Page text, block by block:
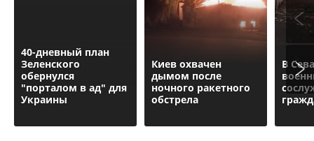
40-дневный план
Зеленского
обернулся
"порталом в ад" для
Украины
Киев охвачен
дымом после
ночного ракетного
обстрела
В